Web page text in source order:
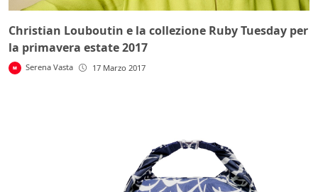
Christian Louboutin e la collezione Ruby Tuesday per
la primavera estate 2017
Serena Vasta 17 Marzo 2017